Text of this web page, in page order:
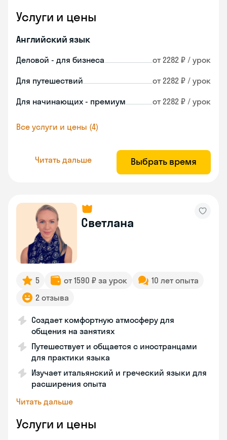
Услуги и цены
Английский язык
Деловой - для бизнеса от 2282 ₽ / урок
Для путешествий от 2282 ₽ / урок
Для начинающих - премиум от 2282 ₽ / урок
Все услуги и цены (4)
Читать дальше Выбрать время
Светлана
5 от 1590 ₽ за урок
10 лет опыта
2 отзыва
Создает комфортную атмосферу для
общения на занятиях
Путешествует и общается с иностранцами
для практики языка
Изучает итальянский и греческий языки для
расширения опыта
Читать дальше
Услуги и цены